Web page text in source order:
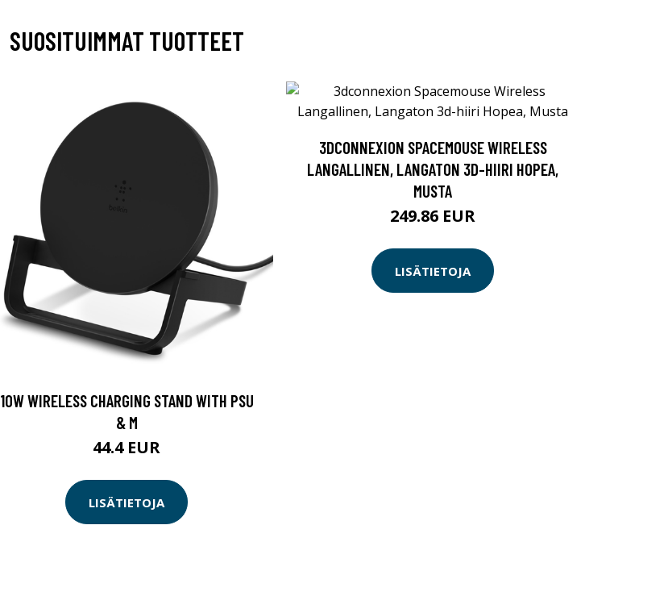
SUOSITUIMMAT TUOTTEET
10W WIRELESS CHARGING STAND WITH PSU
& M
44.4 EUR
LISÄTIETOJA
3DCONNEXION SPACEMOUSE WIRELESS
LANGALLINEN, LANGATON 3D-HIIRI HOPEA,
MUSTA
249.86 EUR
LISÄTIETOJA